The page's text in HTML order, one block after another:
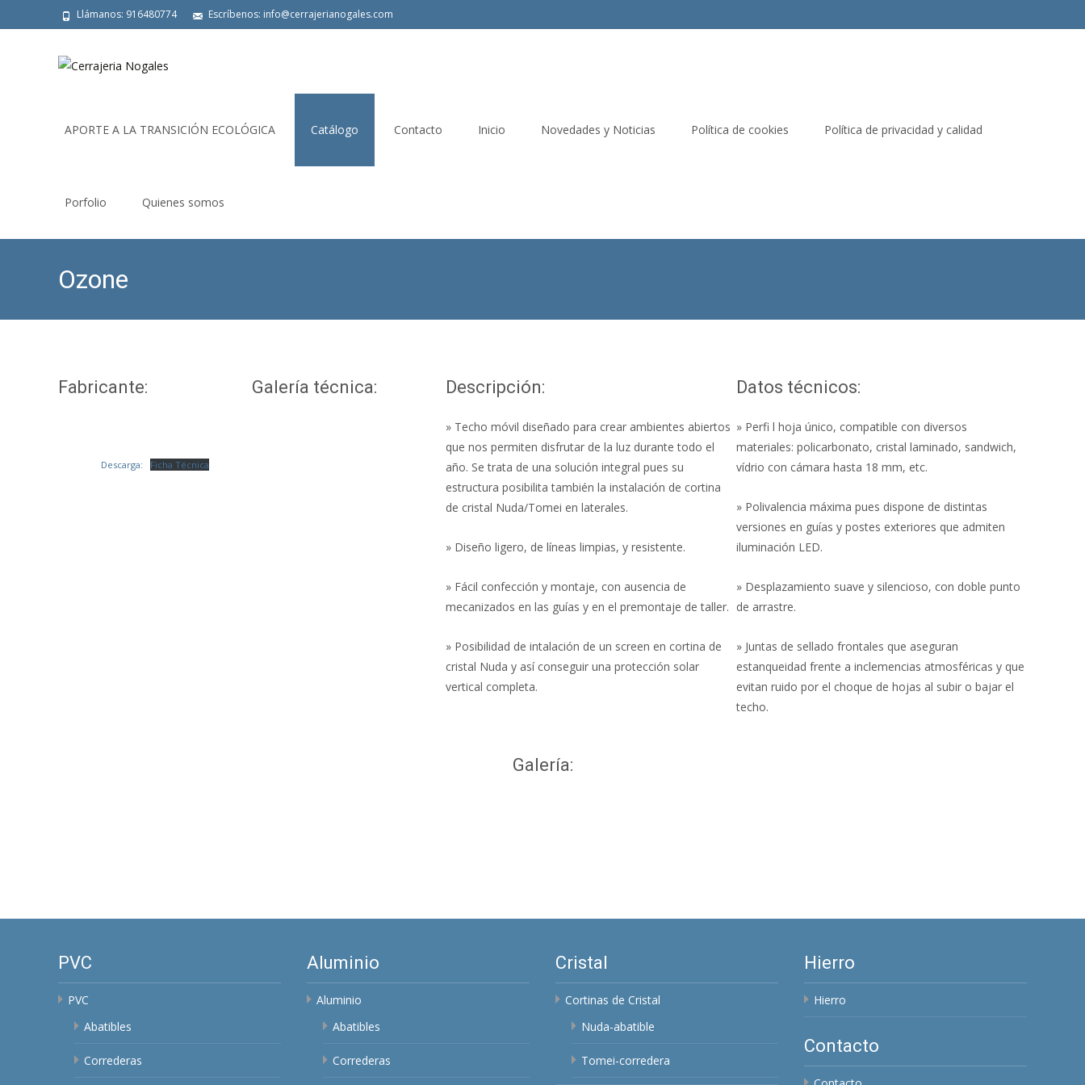
Llámanos: 916480774 Escríbenos: info@cerrajerianogales.com
APORTE A LA TRANSICIÓN ECOLÓGICA Catálogo Contacto Inicio Novedades y Noticias Política de cookies Política de privacidad y calidad
Porfolio Quienes somos
Ozone
Fabricante:
Descarga: Ficha Técnica
Galería técnica: Descripción:
» Techo móvil diseñado para crear ambientes abiertos
que nos permiten disfrutar de la luz durante todo el
año. Se trata de una solución integral pues su
estructura posibilita también la instalación de cortina
de cristal Nuda/Tomei en laterales.
» Diseño ligero, de líneas limpias, y resistente.
» Fácil confección y montaje, con ausencia de
mecanizados en las guías y en el premontaje de taller.
» Posibilidad de intalación de un screen en cortina de
cristal Nuda y así conseguir una protección solar
vertical completa.
Datos técnicos:
» Perfi l hoja único, compatible con diversos
materiales: policarbonato, cristal laminado, sandwich,
vídrio con cámara hasta 18 mm, etc.
» Polivalencia máxima pues dispone de distintas
versiones en guías y postes exteriores que admiten
iluminación LED.
» Desplazamiento suave y silencioso, con doble punto
de arrastre.
» Juntas de sellado frontales que aseguran
estanqueidad frente a inclemencias atmosféricas y que
evitan ruido por el choque de hojas al subir o bajar el
techo.
Galería:
PVC
PVC
Abatibles
Correderas
Aluminio
Aluminio
Abatibles
Correderas
Cristal
Cortinas de Cristal
Nuda-abatible
Tomei-corredera
Hierro
Hierro
Contacto